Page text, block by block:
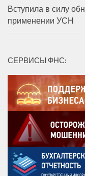
Вступила в силу
применении УСН
СЕРВИСЫ ФНС: